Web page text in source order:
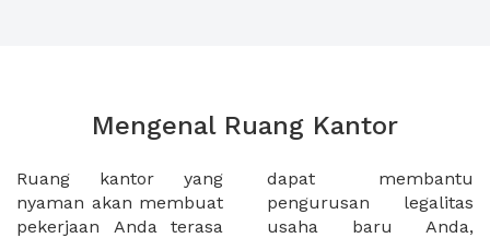
Mengenal Ruang Kantor
Ruang kantor yang
nyaman akan membuat
pekerjaan Anda terasa
dapat membantu
pengurusan legalitas
usaha baru Anda,